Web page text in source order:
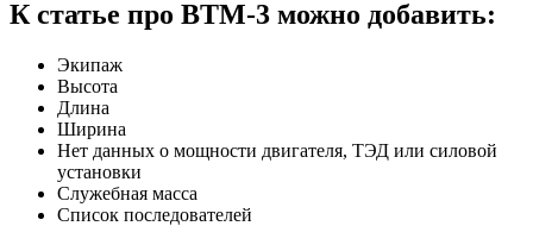
К статье про ВТМ-3 можно добавить:
Экипаж
Высота
Длина
Ширина
Нет данных о мощности двигателя, ТЭД или силовой
установки
Служебная масса
Список последователей